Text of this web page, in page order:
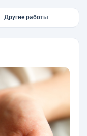
Другие работы